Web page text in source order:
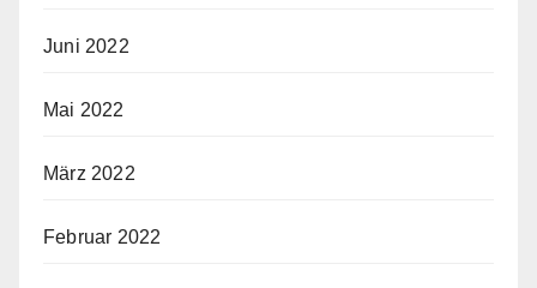
Juni 2022
Mai 2022
März 2022
Februar 2022